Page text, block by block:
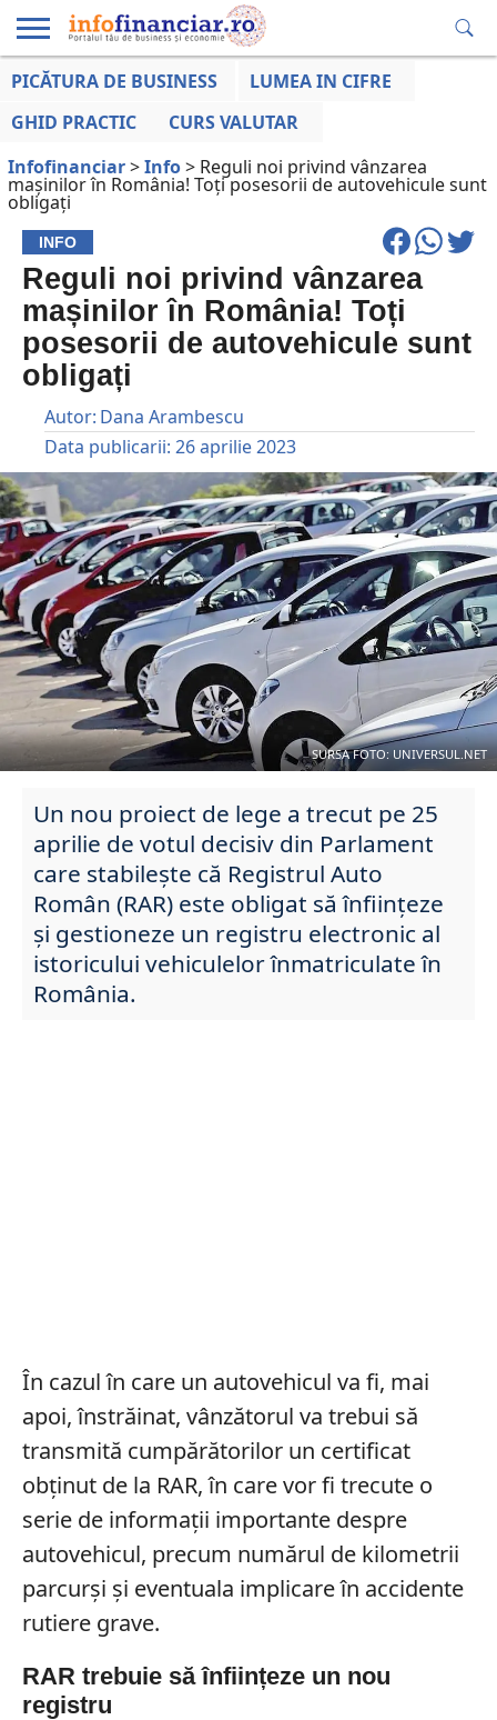
EDUCAȚIE
LA ZI
AFACERILOR
PICĂTURA DE BUSINESS
LUMEA IN CIFRE
GHID PRACTIC
CURS VALUTAR
Infofinanciar>Info> Reguli noi privind vânzarea
mașinilor în România! Toți posesorii de autovehicule sunt
obligați
INFO
Reguli noi privind vânzarea
mașinilor în România! Toți
posesorii de autovehicule sunt
obligați
Autor: Dana Arambescu
Data publicarii: 26 aprilie 2023
SURSA FOTO: UNIVERSUL.NET
Un nou proiect de lege a trecut pe 25
aprilie de votul decisiv din Parlament
care stabilește că Registrul Auto
Român (RAR) este obligat să înființeze
și gestioneze un registru electronic al
istoricului vehiculelor înmatriculate în
România.
În cazul în care un autovehicul va fi, mai
apoi, înstrăinat, vânzătorul va trebui să
transmită cumpărătorilor un certificat
obținut de la RAR, în care vor fi trecute o
serie de informații importante despre
autovehicul, precum numărul de kilometrii
parcurși și eventuala implicare în accidente
rutiere grave.
RAR trebuie să înființeze un nou
registru